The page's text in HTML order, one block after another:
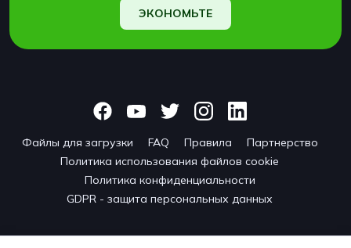
ЭКОНОМЬТЕ
Файлы для загрузки FAQ Правила
Партнерство
Политика использования файлов cookie
Политика конфиденциальности
GDPR - защита персональных данных